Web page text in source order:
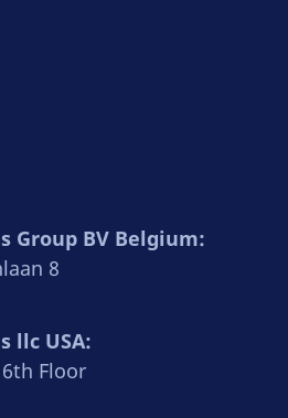
Group BV Belgium:
8
llc USA:
Floor